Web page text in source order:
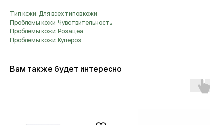
Тип кожи: Для всех типов кожи
Проблемы кожи: Чувствительность
Проблемы кожи: Розацеа
Проблемы кожи: Купероз
Вам также будет интересно